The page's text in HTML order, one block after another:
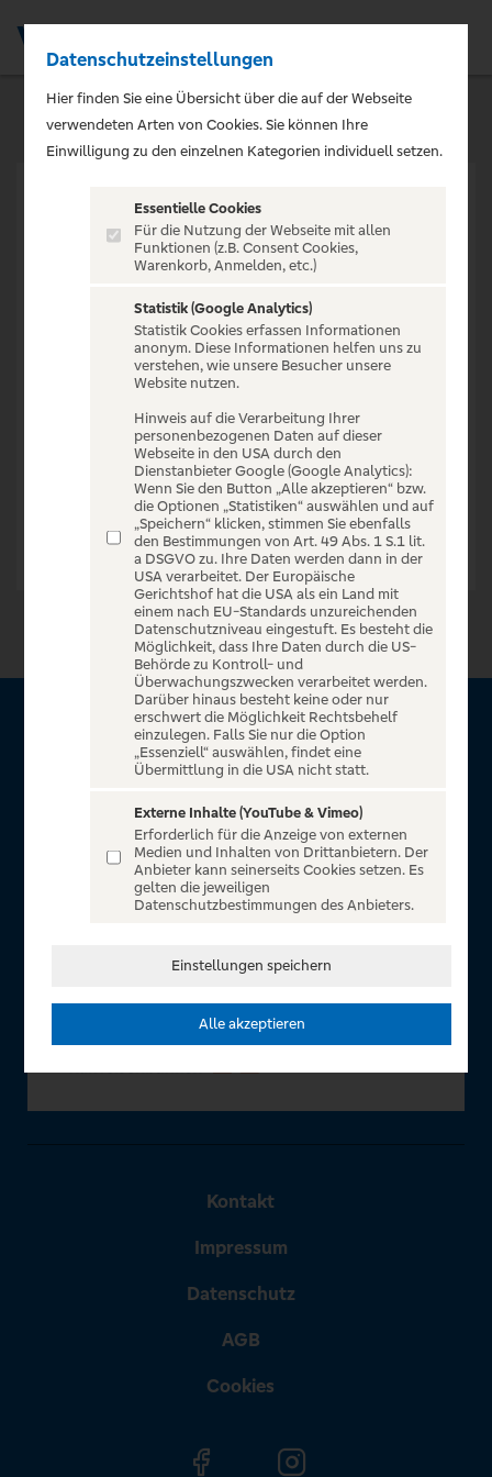
VERANSTALTUNG NICHT
GEFUNDEN
Zur Startseite
Über VR Entertain
für alle Kunden der Volksbanken Raiffeisenbanken. Auf
unserem einzigartigen Portal finden Sie Tickets für
atemberaubende Konzerte, Musicals und Shows, die
Fußball-Bundesliga sowie die Champions League und die
In Zusammenarbeit mit
Kontakt
Impressum
Datenschutz
AGB
Cookies
Datenschutzeinstellungen
Hier finden Sie eine Übersicht über die auf der Webseite
verwendeten Arten von Cookies. Sie können Ihre
Einwilligung zu den einzelnen Kategorien individuell setzen.
Essentielle Cookies
Für die Nutzung der Webseite mit allen
Funktionen (z.B. Consent Cookies,
Warenkorb, Anmelden, etc.)
Statistik (Google Analytics)
Statistik Cookies erfassen Informationen
anonym. Diese Informationen helfen uns zu
verstehen, wie unsere Besucher unsere
Website nutzen.
Hinweis auf die Verarbeitung Ihrer
personenbezogenen Daten auf dieser
Webseite in den USA durch den
Dienstanbieter Google (Google Analytics):
Wenn Sie den Button „Alle akzeptieren“ bzw.
die Optionen „Statistiken“ auswählen und auf
„Speichern“ klicken, stimmen Sie ebenfalls
den Bestimmungen von Art. 49 Abs. 1 S.1 lit.
a DSGVO zu. Ihre Daten werden dann in der
USA verarbeitet. Der Europäische
Gerichtshof hat die USA als ein Land mit
einem nach EU-Standards unzureichenden
Datenschutzniveau eingestuft. Es besteht die
Möglichkeit, dass Ihre Daten durch die US-
Behörde zu Kontroll- und
Überwachungszwecken verarbeitet werden.
Darüber hinaus besteht keine oder nur
erschwert die Möglichkeit Rechtsbehelf
einzulegen. Falls Sie nur die Option
„Essenziell“ auswählen, findet eine
Übermittlung in die USA nicht statt.
Externe Inhalte (YouTube & Vimeo)
Erforderlich für die Anzeige von externen
Medien und Inhalten von Drittanbietern. Der
Anbieter kann seinerseits Cookies setzen. Es
gelten die jeweiligen
Datenschutzbestimmungen des Anbieters.
Einstellungen speichern
Alle akzeptieren